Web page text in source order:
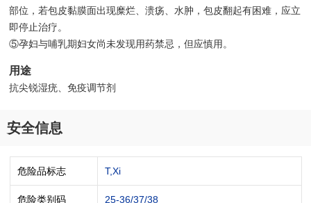
部位，若包皮黏膜面出现糜烂、溃疡、水肿，包皮翻起有困难，应立
即停止治疗。
⑤孕妇与哺乳期妇女尚未发现用药禁忌，但应慎用。
用途
抗尖锐湿疣、免疫调节剂
安全信息
危险品标志 T,Xi
危险类别码 25-36/37/38